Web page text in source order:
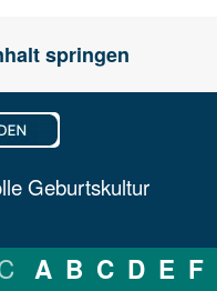
springen
Geburtskultur
A B C D E F